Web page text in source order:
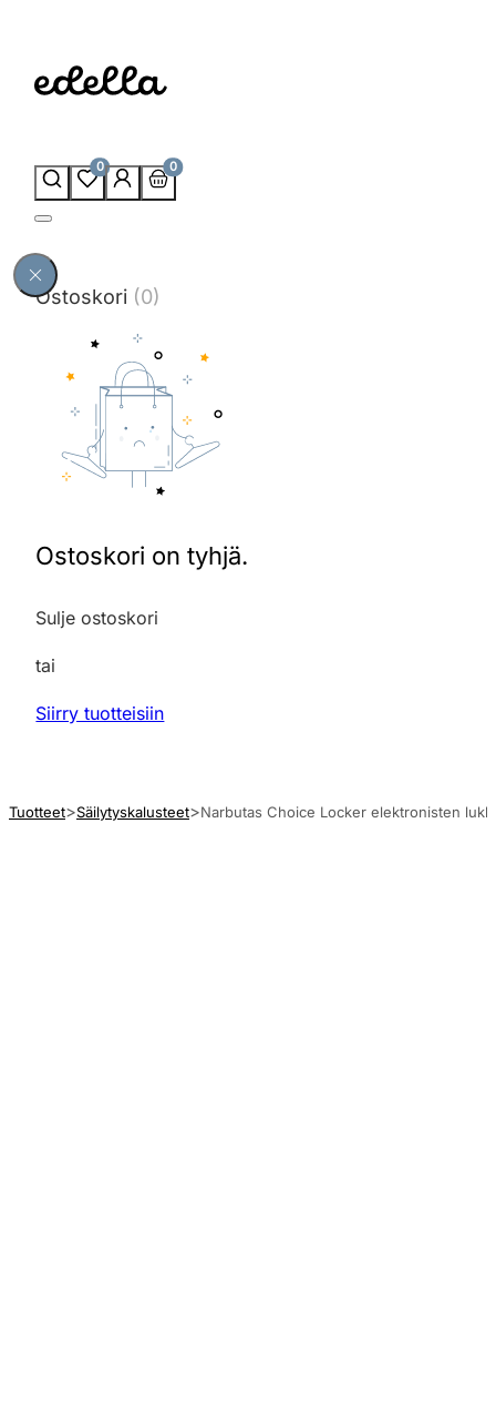
0 0
Ostoskori (0)
Ostoskori on tyhjä.
Sulje ostoskori
tai
Siirry tuotteisiin
Tuotteet Säilytyskalusteet Narbutas Choice Locker elektronisten